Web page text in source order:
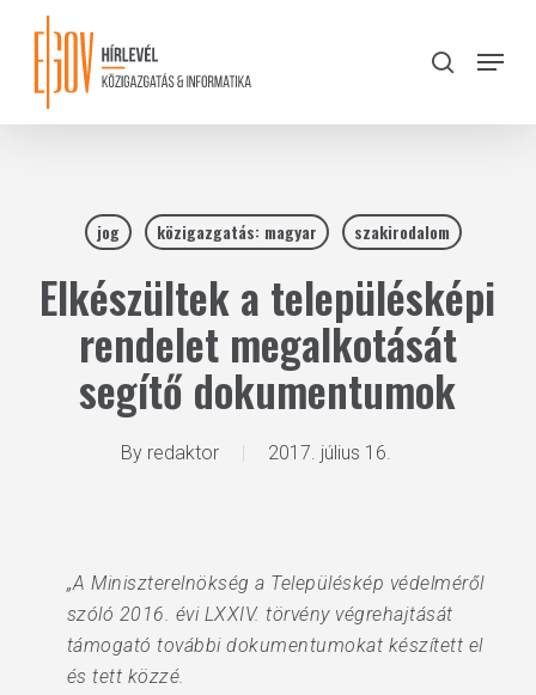
content
search
Menu
jog közigazgatás: magyar szakirodalom
Elkészültek a településképi
rendelet megalkotását
segítő dokumentumok
By redaktor 2017. július 16.
„A Miniszterelnökség a Településkép védelméről
szóló 2016. évi LXXIV. törvény végrehajtását
támogató további dokumentumokat készített el
és tett közzé.
Close